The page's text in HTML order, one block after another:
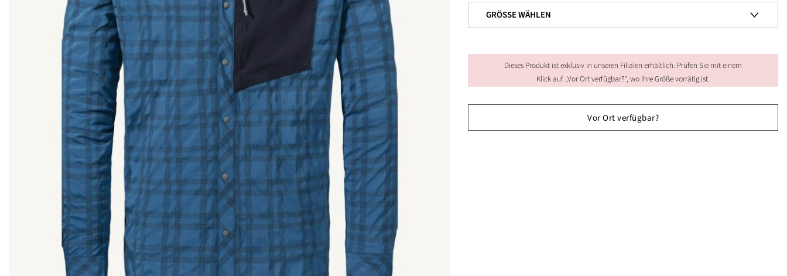
Dieses Produkt ist exklusiv in unseren Filialen erhältlich. Prüfen Sie mit einem
Klick auf „Vor Ort verfügbar?", wo Ihre Größe vorrätig ist.
Vor Ort verfügbar?